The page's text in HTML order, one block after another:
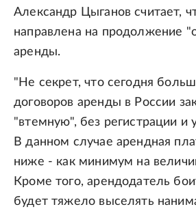
Александр Цыганов считает,
направлена на продолжение
аренды.
"Не секрет, что сегодня
договоров аренды в России
"втемную", без регистрации и
В данном случае арендная
ниже - как минимум на
Кроме того, арендодатель
будет тяжело выселять